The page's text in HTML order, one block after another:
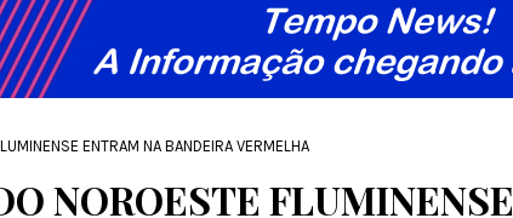
ENTRAM NA BANDEIRA VERMELHA
NOROESTE FLUMINENSE